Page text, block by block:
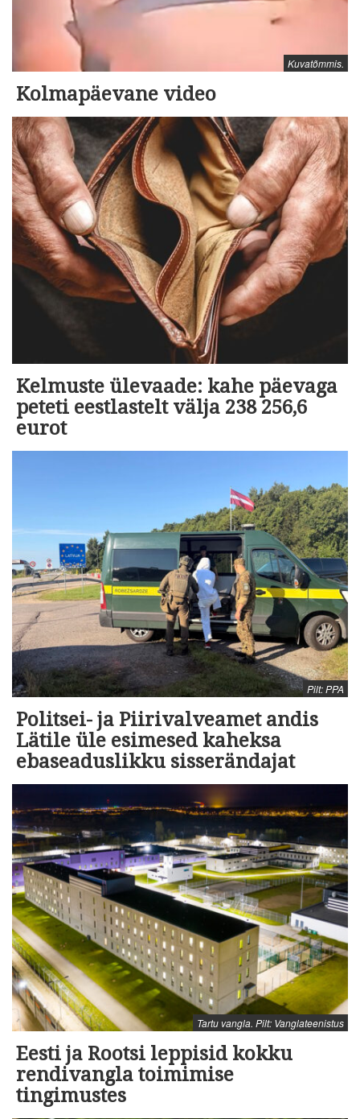
Kuvatõmmis.
Kolmapäevane video
Kelmuste ülevaade: kahe päevaga
peteti eestlastelt välja 238 256,6
eurot
Pilt: PPA
Politsei- ja Piirivalveamet andis
Lätile üle esimesed kaheksa
ebaseaduslikku sisserändajat
Tartu vangla. Pilt: Vanglateenistus
Eesti ja Rootsi leppisid kokku
rendivangla toimimise
tingimustes